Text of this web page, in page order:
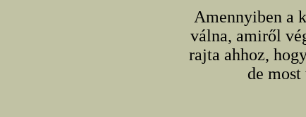
Amennyiben a
válna, amiről
rajta ahhoz,
de